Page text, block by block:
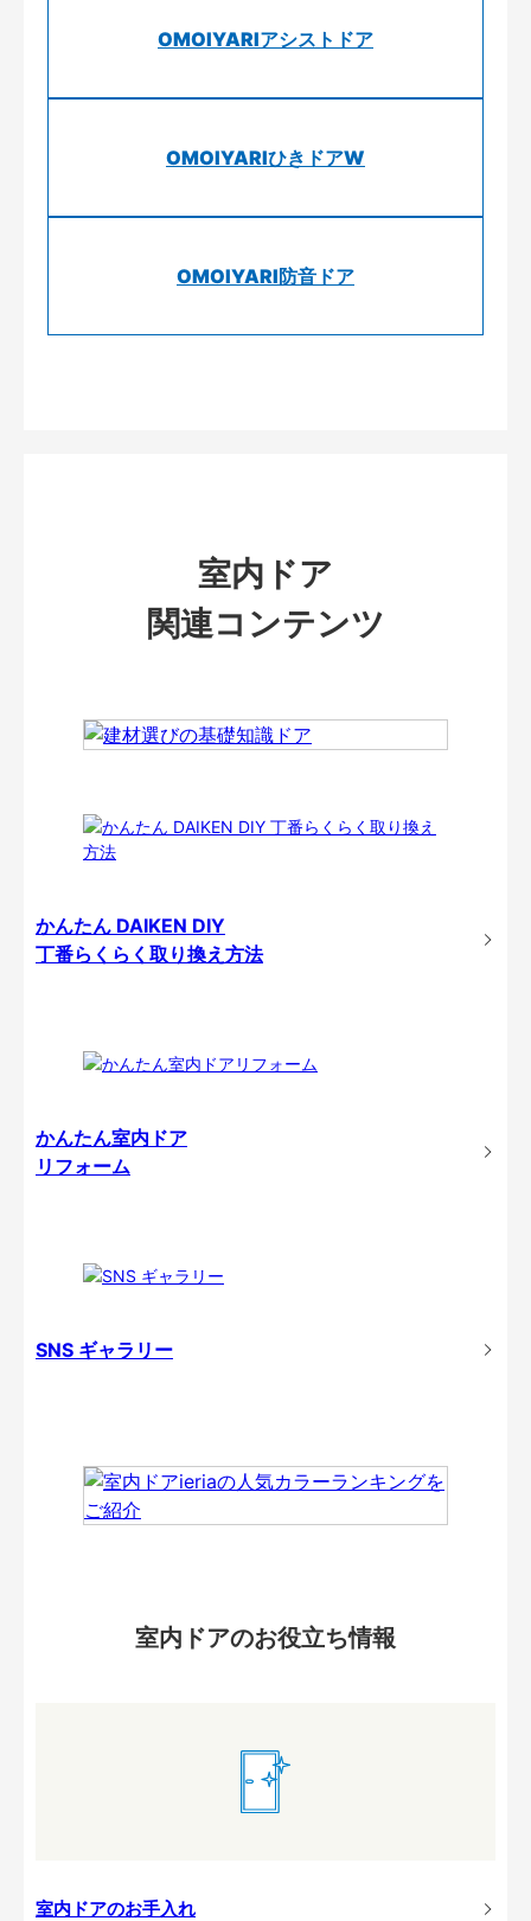
OMOIYARIアシストドア
OMOIYARIひきドアW
OMOIYARI防音ドア
室内ドア
関連コンテンツ
かんたん DAIKEN DIY
丁番らくらく取り換え方法
かんたん室内ドア
リフォーム
SNS ギャラリー
室内ドアのお役立ち情報
室内ドアのお手入れ